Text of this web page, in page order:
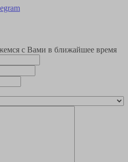
с Вами в ближайшее время